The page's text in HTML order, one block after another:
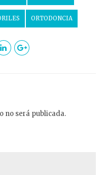
ORTODONCIA
no será publicada.